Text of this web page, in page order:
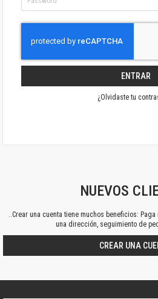
ENTRAR
¿Olvidaste tu
NUEVOS
..Crear una cuenta tiene muchos beneficios:
una dirección, seguimiento de
CREAR UNA